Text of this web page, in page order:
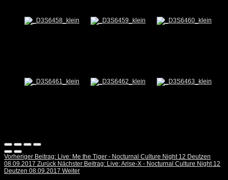
Vorheriger Beitrag: Live: Me the Tiger - Nocturnal Culture Night 12 Deutzen
08.09.2017 Zurück Nächster Beitrag: Live: Arise-X - Nocturnal Culture Night 12
Deutzen 08.09.2017 Weiter